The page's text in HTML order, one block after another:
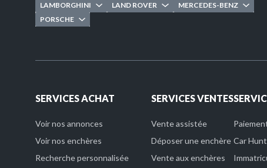
LAMBORGHINI
LAND ROVER
MERCEDES-BENZ
PORSCHE
SERVICES ACHAT
Voir nos annonces
Voir nos enchères
Recherche personnalisée
SERVICES VENTES
Vente assistée
Déposer une enchère
Vente aux enchères
Car